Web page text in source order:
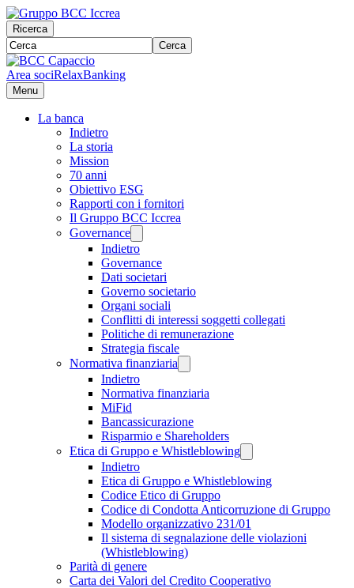
Ricerca
Cerca
Area sociRelaxBanking
Menu
La banca
Indietro
La storia
Mission
70 anni
Obiettivo ESG
Rapporti con i fornitori
Il Gruppo BCC Iccrea
Governance
Indietro
Governance
Dati societari
Governo societario
Organi sociali
Conflitti di interessi soggetti collegati
Politiche di remunerazione
Strategia fiscale
Normativa finanziaria
Indietro
Normativa finanziaria
MiFid
Bancassicurazione
Risparmio e Shareholders
Etica di Gruppo e Whistleblowing
Indietro
Etica di Gruppo e Whistleblowing
Codice Etico di Gruppo
Codice di Condotta Anticorruzione di Gruppo
Modello organizzativo 231/01
Il sistema di segnalazione delle violazioni
(Whistleblowing)
Parità di genere
Carta dei Valori del Credito Cooperativo